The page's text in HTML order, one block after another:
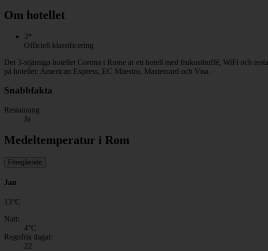
Om hotellet
3*
Officiell klassificering
Det 3-stjärniga hotellet Corona i Rome är ett hotell med frukostbuffé, WiFi och
på hotellet: American Express, EC Maestro, Mastercard och Visa.
Snabbfakta
Restaurang
Ja
Medeltemperatur i Rom
Föregående
Jan
13°C
Natt:
4°C
Regnfria dagar:
22